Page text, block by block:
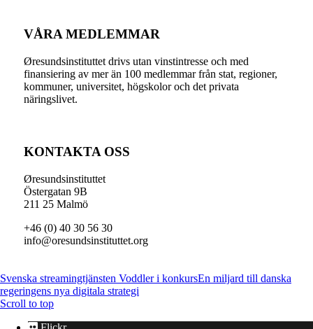
VÅRA MEDLEMMAR
Øresundsinstituttet drivs utan vinst­intresse och med
finansiering av mer än 100 medlemmar från stat, regioner,
kommuner, universitet, högskolor och det privata
näringslivet.
KONTAKTA OSS
Øresundsinstituttet
Östergatan 9B
211 25 Malmö
+46 (0) 40 30 56 30
info@oresundsinstituttet.org
Svenska streamingtjänsten Voddler i konkursEn miljard till danska
regeringens nya digitala strategi
Scroll to top